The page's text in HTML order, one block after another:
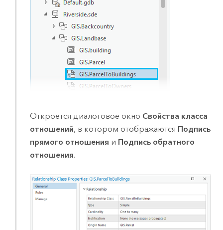
Откроется диалоговое окно Свойства класса
отношений, в котором отображаются Подпись
прямого отношения и Подпись обратного
отношения.